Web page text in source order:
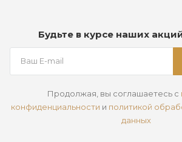
Будьте в курсе наших
Продолжая, вы соглашаетесь с
конфиденциальности и политикой
данных